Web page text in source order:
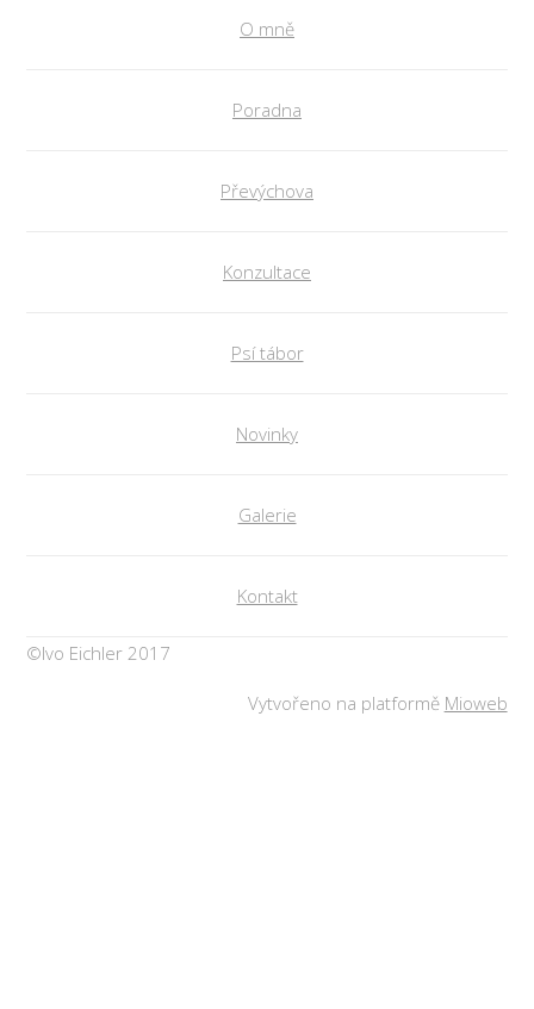
O mně
Poradna
Převýchova
Konzultace
Psí tábor
Novinky
Galerie
Kontakt
©Ivo Eichler 2017
Vytvořeno na platformě Mioweb